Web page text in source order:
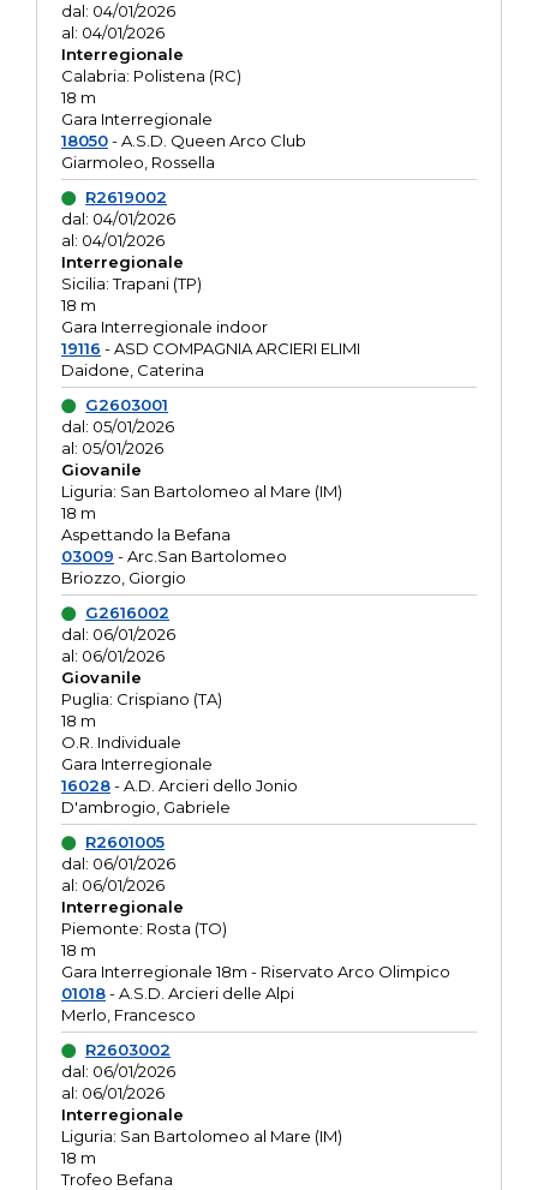
dal: 04/01/2026
al: 04/01/2026
Interregionale
Calabria: Polistena (RC)
18 m
Gara Interregionale
18050- A.S.D. Queen Arco Club
Giarmoleo, Rossella
R2619002
dal: 04/01/2026
al: 04/01/2026
Interregionale
Sicilia: Trapani (TP)
18 m
Gara Interregionale indoor
19116 - ASD COMPAGNIA ARCIERI ELIMI
Daidone, Caterina
G2603001
dal: 05/01/2026
al: 05/01/2026
Giovanile
Liguria: San Bartolomeo al Mare (IM)
18 m
Aspettando la Befana
03009 - Arc.San Bartolomeo
Briozzo, Giorgio
G2616002
dal: 06/01/2026
al: 06/01/2026
Giovanile
Puglia: Crispiano (TA)
18 m
O.R. Individuale
Gara Interregionale
16028- A.D. Arcieri dello Jonio
D'ambrogio, Gabriele
R2601005
dal: 06/01/2026
al: 06/01/2026
Interregionale
Piemonte: Rosta (TO)
18 m
Gara Interregionale 18m - Riservato Arco Olimpico
01018- A.S.D. Arcieri delle Alpi
Merlo, Francesco
R2603002
dal: 06/01/2026
al: 06/01/2026
Interregionale
Liguria: San Bartolomeo al Mare (IM)
18 m
Trofeo Befana